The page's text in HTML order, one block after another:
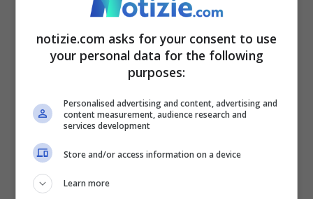
notizie.com asks for your consent to use
your personal data for the following
purposes:
Personalised advertising and content, advertising and
content measurement, audience research and
services development
Store and/or access information on a device
Learn more